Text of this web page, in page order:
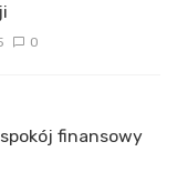
0
finansowy